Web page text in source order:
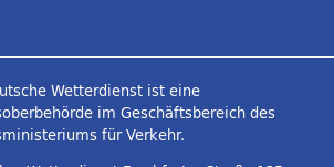
Wetterdienst ist eine
im Geschäftsbereich des
für Verkehr.